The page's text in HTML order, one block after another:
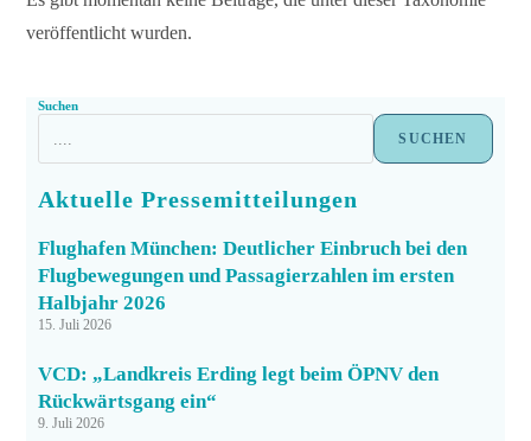
veröffentlicht wurden.
Suchen
SUCHEN
Aktuelle Pressemitteilungen
Flughafen München: Deutlicher Einbruch bei den
Flugbewegungen und Passagierzahlen im ersten
Halbjahr 2026
15. Juli 2026
VCD: „Landkreis Erding legt beim ÖPNV den
Rückwärtsgang ein“
9. Juli 2026